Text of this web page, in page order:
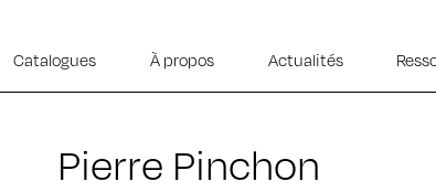
Catalogues À propos Actualités
Pierre Pinchon